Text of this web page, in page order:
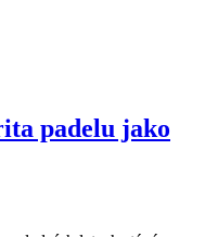
padelu jako